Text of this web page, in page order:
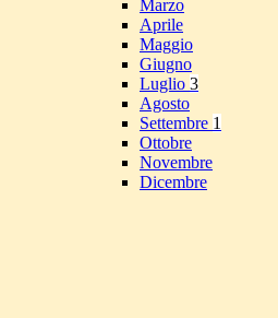
Marzo
Aprile
Maggio
Giugno
Luglio 3
Agosto
Settembre 1
Ottobre
Novembre
Dicembre